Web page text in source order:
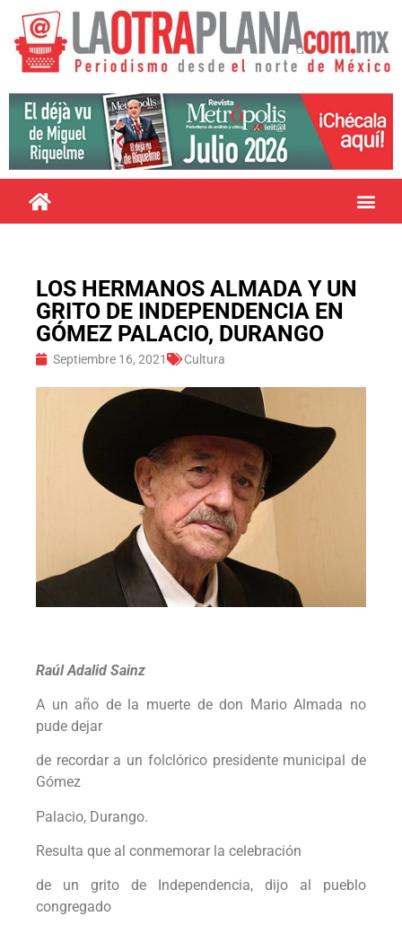
LOS HERMANOS ALMADA Y UN
GRITO DE INDEPENDENCIA EN
GÓMEZ PALACIO, DURANGO
Septiembre 16, 2021 Cultura
Raúl Adalid Sainz
A un año de la muerte de don Mario Almada no
pude dejar
de recordar a un folclórico presidente municipal de
Gómez
Palacio, Durango.
Resulta que al conmemorar la celebración
de un grito de Independencia, dijo al pueblo
congregado